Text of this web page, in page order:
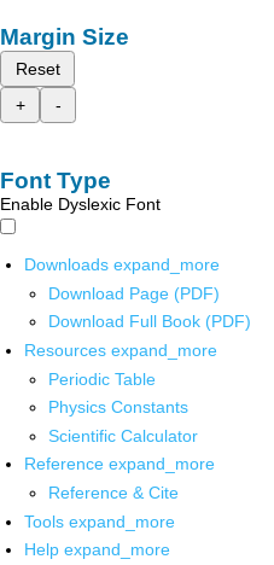
Margin Size
Reset
+
-
Font Type
Enable Dyslexic Font
Downloads expand_more
Download Page (PDF)
Download Full Book (PDF)
Resources expand_more
Periodic Table
Physics Constants
Scientific Calculator
Reference expand_more
Reference & Cite
Tools expand_more
Help expand_more